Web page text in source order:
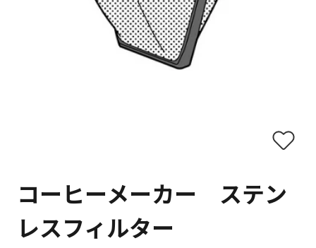
コーヒーメーカー ステン
レスフィルター